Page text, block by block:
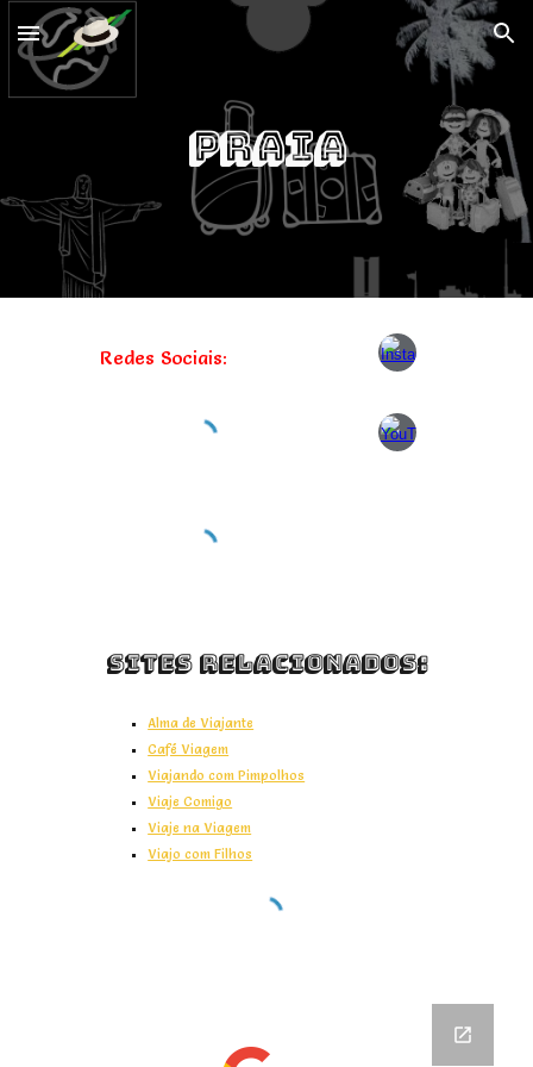
Skip to main content Skip to navigation
Praia
Redes Sociais:
Sites Relacionados:
Alma de Viajante
Café Viagem
Viajando com Pimpolhos
Viaje Comigo
Viaje na Viagem
Viajo com Filhos